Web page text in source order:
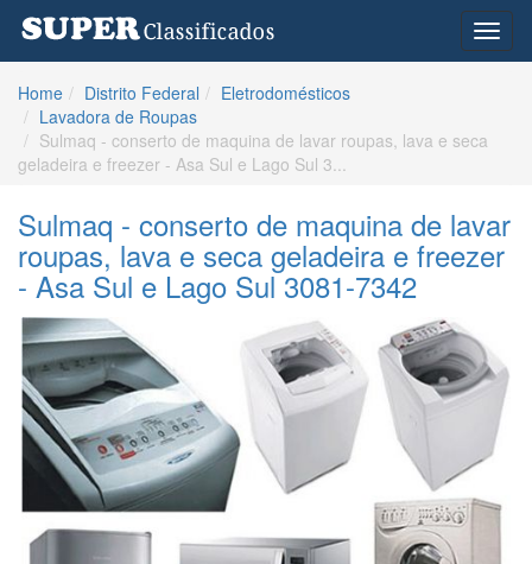
Home
Distrito Federal
Eletrodomésticos
Lavadora de Roupas
Sulmaq - conserto de maquina de lavar roupas, lava e seca
geladeira e freezer - Asa Sul e Lago Sul 3...
Sulmaq - conserto de maquina de lavar
roupas, lava e seca geladeira e freezer
- Asa Sul e Lago Sul 3081-7342